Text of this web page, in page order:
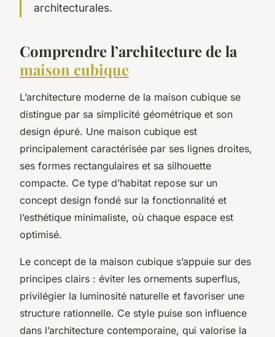
architecturales.
Comprendre l’architecture de la
maison cubique
L’architecture moderne de la maison cubique se
distingue par sa simplicité géométrique et son
design épuré. Une maison cubique est
principalement caractérisée par ses lignes droites,
ses formes rectangulaires et sa silhouette
compacte. Ce type d’habitat repose sur un
concept design fondé sur la fonctionnalité et
l’esthétique minimaliste, où chaque espace est
optimisé.
Le concept de la maison cubique s’appuie sur des
principes clairs : éviter les ornements superflus,
privilégier la luminosité naturelle et favoriser une
structure rationnelle. Ce style puise son influence
dans l’architecture contemporaine, qui valorise la